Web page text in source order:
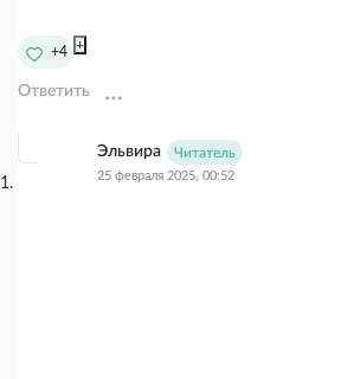
+4 +
Ответить
Эльвира Читатель
25 февраля 2025, 00:52